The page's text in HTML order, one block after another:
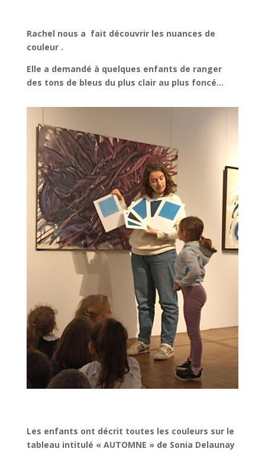
Rachel nous a fait découvrir les nuances de
couleur .
Elle a demandé à quelques enfants de ranger
des tons de bleus du plus clair au plus foncé…
Les enfants ont décrit toutes les couleurs sur le
tableau intitulé « AUTOMNE » de Sonia Delaunay